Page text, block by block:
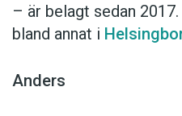
– är belagt sedan
bland annat i
Anders